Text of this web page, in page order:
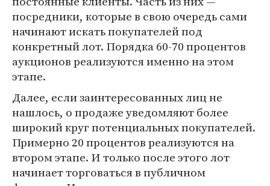
посредники, которые в свою очередь сами
начинают искать покупателей под
конкретный лот. Порядка 60-70 процентов
аукционов реализуются именно на этом
этапе.
Далее, если заинтересованных лиц не
нашлось, о продаже уведомляют более
широкий круг потенциальных покупателей.
Примерно 20 процентов реализуются на
втором этапе. И только после этого лот
начинает торговаться в публичном